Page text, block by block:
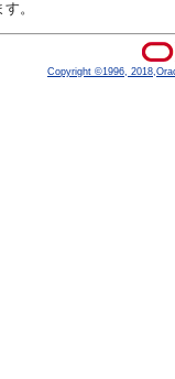
。
Copyright ©1996,